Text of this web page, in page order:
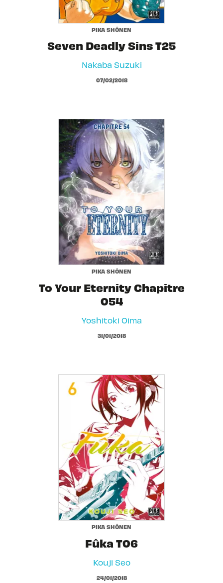
PIKA SHÔNEN
Seven Deadly Sins T25
Nakaba Suzuki
07/02/2018
PIKA SHÔNEN
To Your Eternity Chapitre
054
Yoshitoki Oima
31/01/2018
PIKA SHÔNEN
Fûka T06
Kouji Seo
24/01/2018